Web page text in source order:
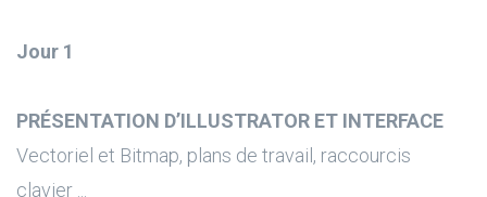
Jour 1
PRÉSENTATION D’ILLUSTRATOR ET INTERFACE
Vectoriel et Bitmap, plans de travail, raccourcis
clavier ...